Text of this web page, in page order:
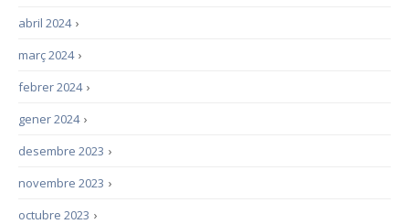
›
abril 2024
›
març 2024
›
febrer 2024
›
gener 2024
›
desembre 2023
›
novembre 2023
›
octubre 2023